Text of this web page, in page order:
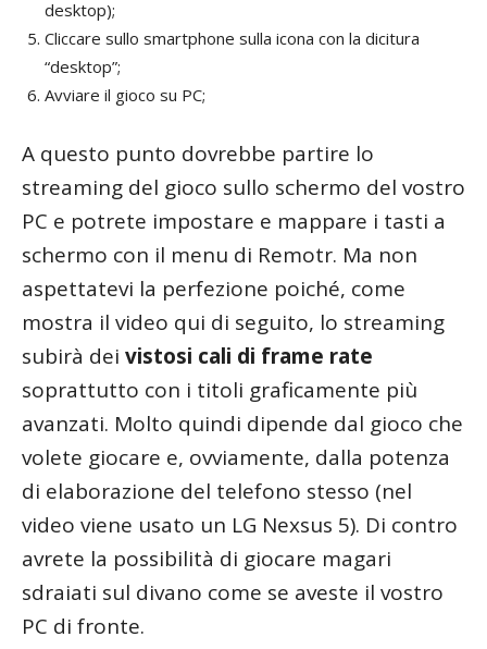
desktop);
Cliccare sullo smartphone sulla icona con la dicitura
“desktop”;
Avviare il gioco su PC;
A questo punto dovrebbe partire lo
streaming del gioco sullo schermo del vostro
PC e potrete impostare e mappare i tasti a
schermo con il menu di Remotr. Ma non
aspettatevi la perfezione poiché, come
mostra il video qui di seguito, lo streaming
subirà dei vistosi cali di frame rate
soprattutto con i titoli graficamente più
avanzati. Molto quindi dipende dal gioco che
volete giocare e, ovviamente, dalla potenza
di elaborazione del telefono stesso (nel
video viene usato un LG Nexsus 5). Di contro
avrete la possibilità di giocare magari
sdraiati sul divano come se aveste il vostro
PC di fronte.